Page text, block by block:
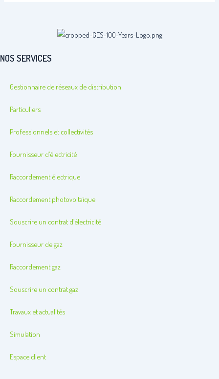
NOS SERVICES
Gestionnaire de réseaux de distribution
Particuliers
Professionnels et collectivités
Fournisseur d’électricité
Raccordement électrique
Raccordement photovoltaïque
Souscrire un contrat d’électricité
Fournisseur de gaz
Raccordement gaz
Souscrire un contrat gaz
Travaux et actualités
Simulation
Espace client